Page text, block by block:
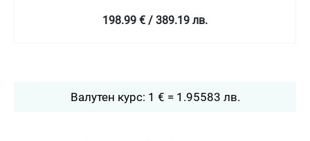
198.99 € / 389.19 лв.
Валутен курс: 1 € = 1.95583 лв.